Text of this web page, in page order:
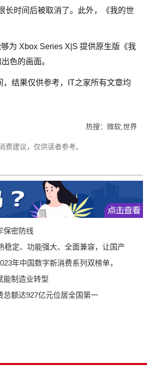
长时间后被取消了。此外，《我的世
为 Xbox Series X|S 提供原生版《我
色的画面。
结果仅供参考，IT之家所有文章均
热搜：微软,世界
建议，仅供读者参考。
保密防线
稳定、功能强大、全面兼容，让国产
年中国数字新消费系列双榜单，
能制造业转型
总额达927亿元位居全国第一